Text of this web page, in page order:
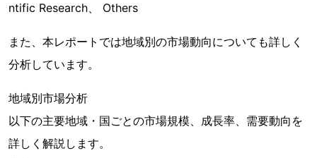
ntific Research、 Others
また、本レポートでは地域別の市場動向についても詳しく
分析しています。
地域別市場分析
以下の主要地域・国ごとの市場規模、成長率、需要動向を
詳しく解説します。